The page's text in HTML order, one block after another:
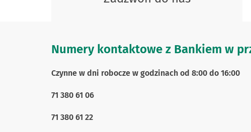
Numery kontaktowe z Bankiem w
Czynne w dni robocze w godzinach od 8:00 do 16:00
71 380 61 06
71 380 61 22